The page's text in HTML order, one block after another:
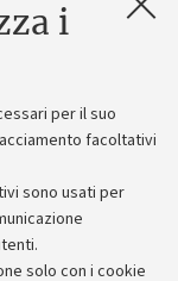
i
per il suo
facoltativi
sono usati per
solo con i cookie